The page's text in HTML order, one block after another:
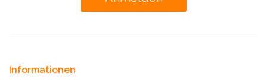
Informationen